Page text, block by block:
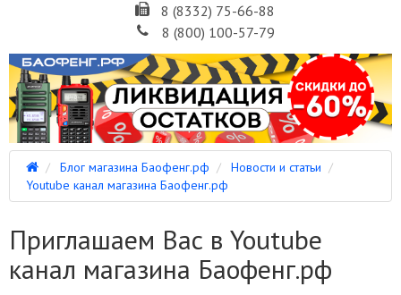
8 (8332) 75-66-88
8 (800) 100-57-79
Блог магазина Баофенг.рф
Новости и статьи
Youtube канал магазина Баофенг.рф
Приглашаем Вас в Youtube
канал магазина Баофенг.рф